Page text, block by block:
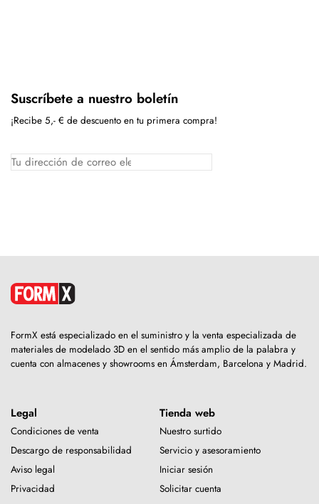
Suscríbete a nuestro boletín
¡Recibe 5,- € de descuento en tu primera compra!
FormX está especializado en el suministro y la venta especializada de
materiales de modelado 3D en el sentido más amplio de la palabra y
cuenta con almacenes y showrooms en Ámsterdam, Barcelona y Madrid.
Legal
Condiciones de venta
Descargo de responsabilidad
Aviso legal
Privacidad
Tienda web
Nuestro surtido
Servicio y asesoramiento
Iniciar sesión
Solicitar cuenta